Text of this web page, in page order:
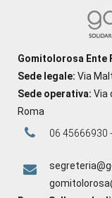
Gomitolorosa Ente
Sede legale: Via
Sede operativa: Via
Roma
06 45666930